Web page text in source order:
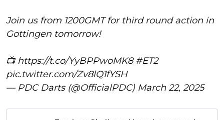
Join us from 1200GMT for third round action in
Gottingen tomorrow!
📺 https://t.co/YyBPPwoMK8 #ET2
pic.twitter.com/Zv8lQ1fYSH
— PDC Darts (@OfficialPDC) March 22, 2025